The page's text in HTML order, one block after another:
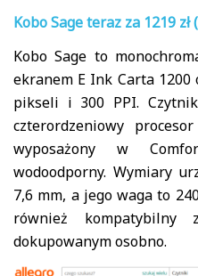
Kobo Sageteraz za 1219 zł
Kobo Sage to
ekranem E Ink Carta 1200
pikseli i 300 PPI.
czterordzeniowy
wyposażony w
wodoodporny. Wymiary
7,6 mm, a jego waga to
również kompatybilny
dokupowanym osobno.